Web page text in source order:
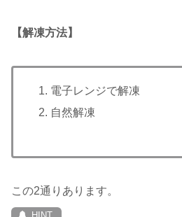
【解凍方法】
電子レンジで解凍
自然解凍
この2通りあります。